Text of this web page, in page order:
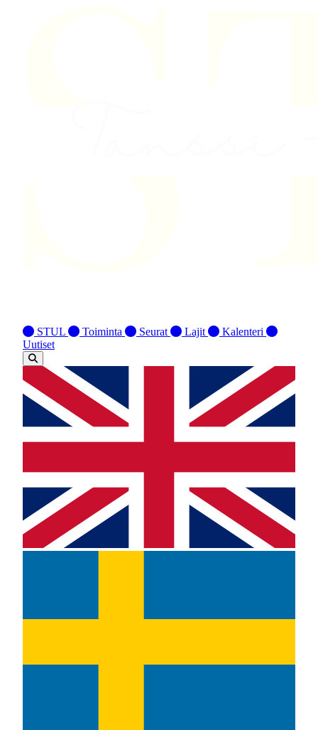
STUL Toiminta Seurat Lajit
Kalenteri
Uutiset